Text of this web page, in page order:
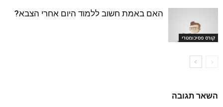
קורס פסיכומטרי
האם באמת חשוב ללמוד היום אחרי הצבא?
השאר תגובה